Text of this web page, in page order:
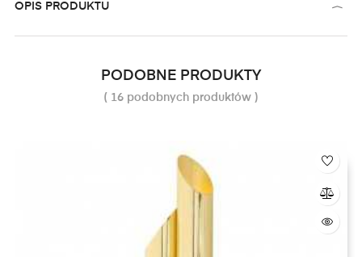
OPIS PRODUKTU
PODOBNE PRODUKTY
( 16 podobnych produktów )